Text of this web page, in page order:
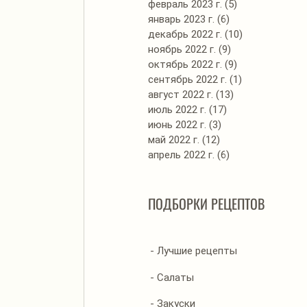
февраль 2023 г. (5)
январь 2023 г. (6)
декабрь 2022 г. (10)
ноябрь 2022 г. (9)
октябрь 2022 г. (9)
сентябрь 2022 г. (1)
август 2022 г. (13)
июль 2022 г. (17)
июнь 2022 г. (3)
май 2022 г. (12)
апрель 2022 г. (6)
ПОДБОРКИ РЕЦЕПТОВ
- Лучшие рецепты
- Салаты
- Закуски